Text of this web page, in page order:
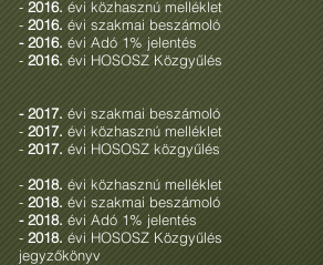
- 2016. évi közhasznú melléklet
- 2016. évi szakmai beszámoló
- 2016. évi Adó 1% jelentés
- 2016. évi HOSOSZ Közgyűlés
- 2017. évi szakmai beszámoló
- 2017. évi közhasznú melléklet
- 2017. évi HOSOSZ közgyűlés
- 2018. évi közhasznú melléklet
- 2018. évi szakmai beszámoló
- 2018. évi Adó 1% jelentés
- 2018. évi HOSOSZ Közgyűlés
jegyzőkönyv